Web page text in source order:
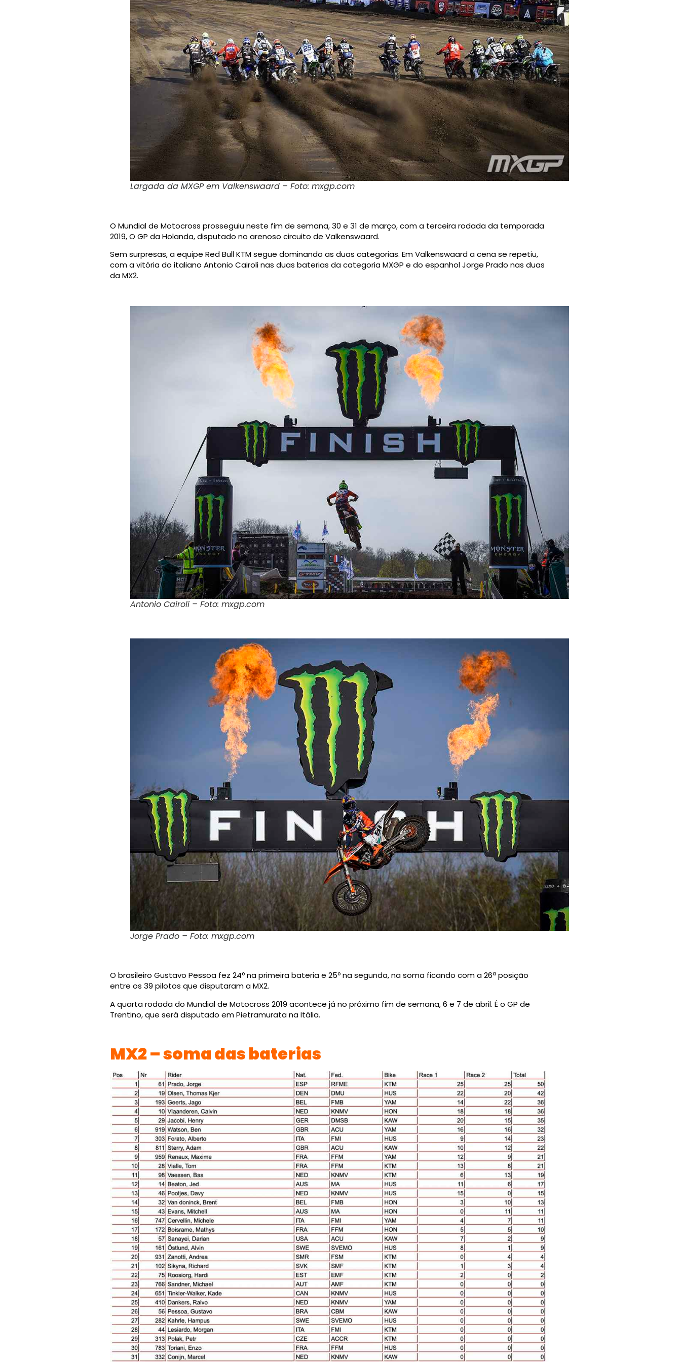
Largada da MXGP em Valkenswaard – Foto: mxgp.com
O Mundial de Motocross prosseguiu neste fim de semana, 30 e 31 de março, com a terceira rodada da temporada
2019, O GP da Holanda, disputado no arenoso circuito de Valkenswaard.
Sem surpresas, a equipe Red Bull KTM segue dominando as duas categorias. Em Valkenswaard a cena se repetiu,
com a vitória do italiano Antonio Cairoli nas duas baterias da categoria MXGP e do espanhol Jorge Prado nas duas
da MX2.
Antonio Cairoli – Foto: mxgp.com
Jorge Prado – Foto: mxgp.com
O brasileiro Gustavo Pessoa fez 24º na primeira bateria e 25º na segunda, na soma ficando com a 26ª posição
entre os 39 pilotos que disputaram a MX2.
A quarta rodada do Mundial de Motocross 2019 acontece já no próximo fim de semana, 6 e 7 de abril. É o GP de
Trentino, que será disputado em Pietramurata na Itália.
MX2 – soma das baterias